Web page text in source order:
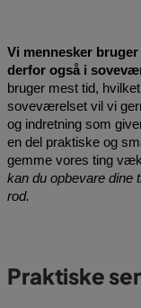
Vi mennesker
derfor også i
bruger mest tid,
soveværelset vil vi
og indretning som
en del praktiske og
gemme vores ting
kan du opbevare dine
rod.
Praktiske